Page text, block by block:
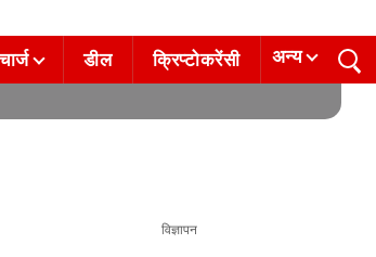
डील क्रिप्टोकरेंसी अन्य
विज्ञापन